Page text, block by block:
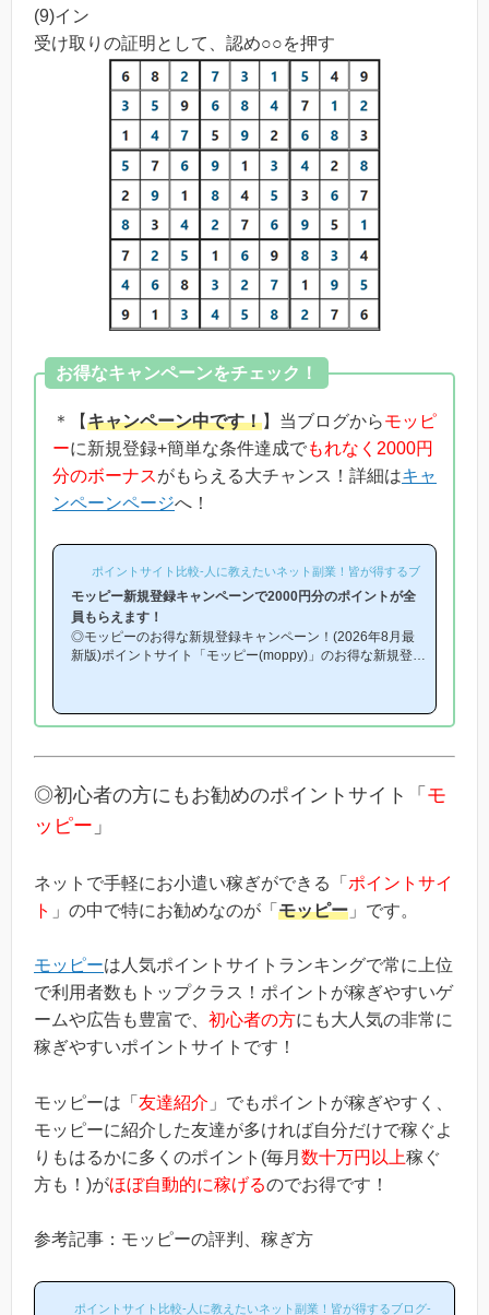
(9)イン
受け取りの証明として、認め○○を押す
お得なキャンペーンをチェック！
＊【キャンペーン中です！】当ブログからモッピ
ーに新規登録+簡単な条件達成でもれなく2000円
分のボーナスがもらえる大チャンス！詳細はキャ
ンペーンページへ！
ポイントサイト比較-人に教えたいネット副業！皆が得するブログ-
モッピー新規登録キャンペーンで2000円分のポイントが全
員もらえます！
◎モッピーのお得な新規登録キャンペーン！(2026年8月最
新版)ポイントサイト「モッピー(moppy)」のお得な新規登録
得に入会できる時期や方法はあるの？」という方は必見で
す！モッピー新規登録キャンペーン内容キャンペーンの内容
う、シンプルなものです。(*ちなみに「2000円分のボーナ
ス」というのは過去のキ...
◎初心者の方にもお勧めのポイントサイト「 モ
ッピー 」
ネットで手軽にお小遣い稼ぎができる「 ポイントサイ
ト 」の中で特にお勧めなのが「 モッピー 」です。
モッピーは人気ポイントサイトランキングで常に上位
で利用者数もトップクラス！ポイントが稼ぎやすいゲ
ームや広告も豊富で、 初心者の方にも大人気の非常に
稼ぎやすいポイントサイトです！
モッピーは「 友達紹介 」でもポイントが稼ぎやすく、
モッピーに紹介した友達が多ければ自分だけで稼ぐよ
りもはるかに多くのポイント(毎月 数十万円以上稼ぐ
方も！)がほぼ自動的に稼げるのでお得です！
参考記事：モッピーの評判、稼ぎ方
ポイントサイト比較-人に教えたいネット副業！皆が得するブログ-